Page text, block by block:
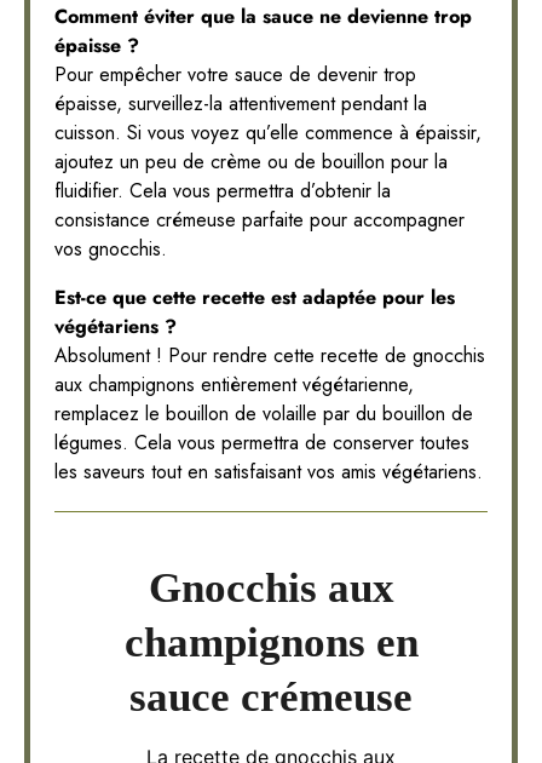
Comment éviter que la sauce ne devienne trop
épaisse ?
Pour empêcher votre sauce de devenir trop
épaisse, surveillez-la attentivement pendant la
cuisson. Si vous voyez qu’elle commence à épaissir,
ajoutez un peu de crème ou de bouillon pour la
fluidifier. Cela vous permettra d’obtenir la
consistance crémeuse parfaite pour accompagner
vos gnocchis.
Est-ce que cette recette est adaptée pour les
végétariens ?
Absolument ! Pour rendre cette recette de gnocchis
aux champignons entièrement végétarienne,
remplacez le bouillon de volaille par du bouillon de
légumes. Cela vous permettra de conserver toutes
les saveurs tout en satisfaisant vos amis végétariens.
Gnocchis aux
champignons en
sauce crémeuse
La recette de gnocchis aux